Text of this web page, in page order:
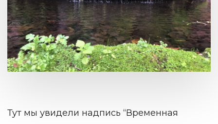
Тут мы увидели надпись “Временная